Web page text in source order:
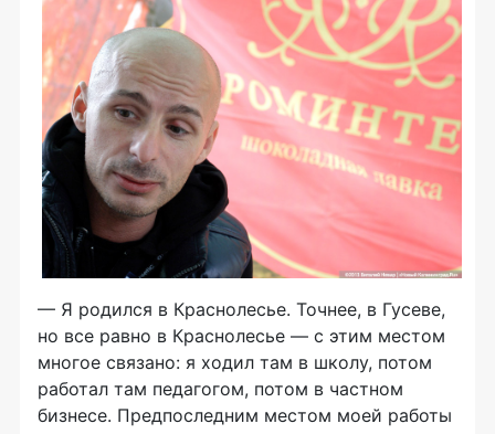
— Я родился в Краснолесье. Точнее, в Гусеве,
но все равно в Краснолесье — с этим местом
многое связано: я ходил там в школу, потом
работал там педагогом, потом в частном
бизнесе. Предпоследним местом моей работы